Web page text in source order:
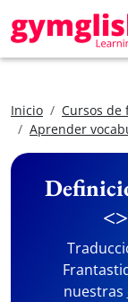
Inicio
Cursos de
Aprender
nuestras